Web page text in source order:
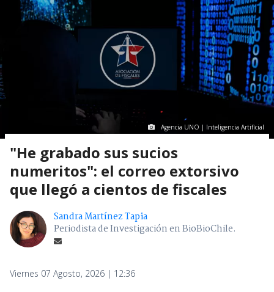
Agencia UNO | Inteligencia Artificial
"He grabado sus sucios
numeritos": el correo extorsivo
que llegó a cientos de fiscales
Sandra Martínez Tapia
Periodista de Investigación en BioBioChile.
Viernes 07 Agosto, 2026 | 12:36